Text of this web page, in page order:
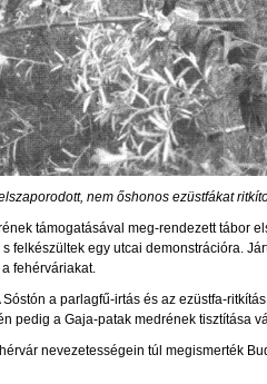
nem őshonos ezüstfákat
támogatásával meg-rendezett tábor
felkészültek egy utcai demonstrációra.
fehérváriakat.
a parlagfű-irtás és az ezüstfa-
pedig a Gaja-patak medrének tisztítása
nevezetességein túl megismerték